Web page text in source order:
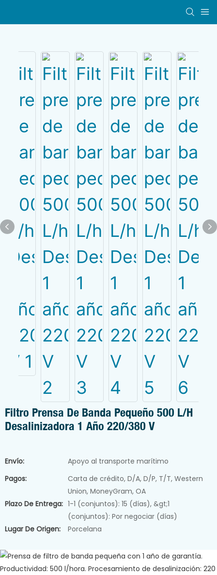
Filtro Prensa De Banda Pequeño 500 L/h
Desalinizadora 1 Año 220/380 V
Envío:
Apoyo al transporte marítimo
Pagos:
Carta de crédito, D/A, D/P, T/T, Western
Union, MoneyGram, OA
Plazo De Entrega: 1-1 (conjuntos): 15 (días), &gt;1
(conjuntos): Por negociar (días)
Lugar De Origen:
Porcelana